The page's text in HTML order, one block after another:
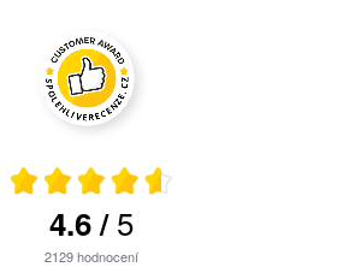
4.6/5
2129hodnocení